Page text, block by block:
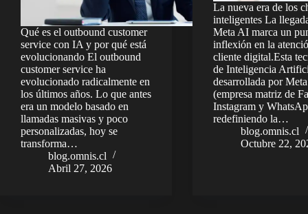
Qué es el outbound customer
service con IA y por qué está
evolucionando El outbound
customer service ha
evolucionado radicalmente en
los últimos años. Lo que antes
era un modelo basado en
llamadas masivas y poco
personalizadas, hoy se
transforma…
blog.omnis.cl
Abril 27, 2026
La nueva era de los
inteligentes La
Meta AI marca un
inflexión en la
cliente digital.Esta
de Inteligencia
desarrollada por Meta
(empresa matriz de
Instagram y
redefiniendo la…
blog.omnis.cl
Octubre 22,